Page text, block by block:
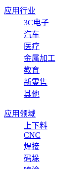
应用行业
3C电子
汽车
医疗
金属加工
教育
新零售
其他
应用领域
上下料
CNC
焊接
码垛